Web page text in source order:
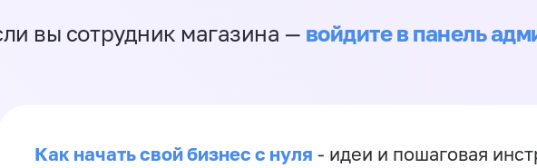
вы сотрудник магазина — войдите в панель
Как начать свой бизнес с нуля - идеи и пошаговая